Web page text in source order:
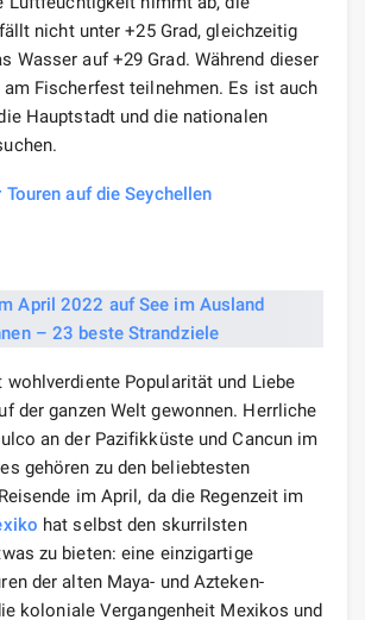
nicht unter +25 Grad, gleichzeitig
Wasser auf +29 Grad. Während dieser
Fischerfest teilnehmen. Es ist auch
Hauptstadt und die nationalen
auf die Seychellen
wohlverdiente Popularität und Liebe
der ganzen Welt gewonnen. Herrliche
an der Pazifikküste und Cancun im
gehören zu den beliebtesten
im April, da die Regenzeit im
hat selbst den skurrilsten
zu bieten: eine einzigartige
der alten Maya- und Azteken-
koloniale Vergangenheit Mexikos und